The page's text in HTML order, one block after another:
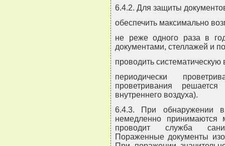
6.4.2. Для защиты
обеспечить максимально
не реже одного раза в
документами, стеллажей и
проводить
периодически
проветривания
внутреннего воздуха).
6.4.3. При обнаружении
немедленно принимаются
проводит служба
Пораженные документы